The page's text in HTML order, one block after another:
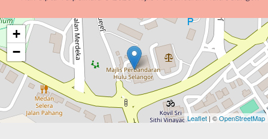
+
−
Leaflet | ©OpenStreetMap